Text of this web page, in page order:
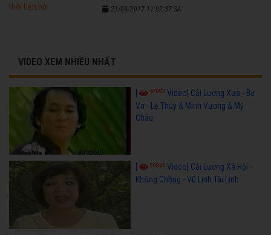
21/09/2017 11:02:37 SA
VIDEO XEM NHIỀU NHẤT
[ 67093 Video] Cải Lương Xưa - Bơ
Vơ - Lệ Thủy & Minh Vương & Mỹ
Châu
50846 Video] Cải Lương Xã Hội -
Không Chồng - Vũ Linh Tài Linh